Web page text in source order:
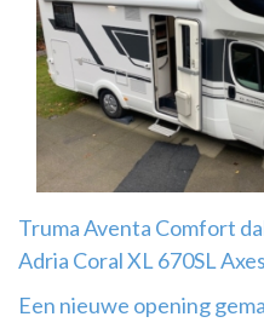
Airco
montage
Truma Aventa Comfort
Adria Coral XL 670SL
Een nieuwe opening